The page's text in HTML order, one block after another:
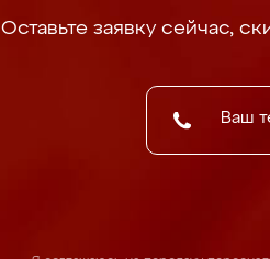
Оставьте заявку сейчас,